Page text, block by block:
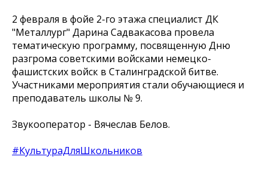
2 февраля в фойе 2-го этажа специалист ДК
"Металлург" Дарина Садвакасова провела
тематическую программу, посвященную Дню
разгрома советскими войсками немецко-
фашистских войск в Сталинградской битве.
Участниками мероприятия стали обучающиеся и
преподаватель школы № 9.
Звукооператор - Вячеслав Белов.
#КультураДляШкольников